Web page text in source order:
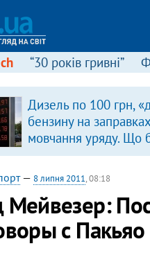
“30 років гривні”
Дизель по 100 грн,
бензину на
мовчання уряду. Що
цінами на пальне?
— 8 липня 2011, 08:18
с Пакьяо